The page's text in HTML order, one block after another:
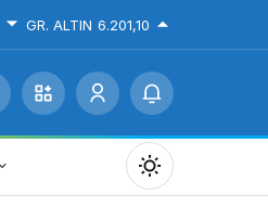
GR. ALTIN 6.201,10
Mod
değiştir